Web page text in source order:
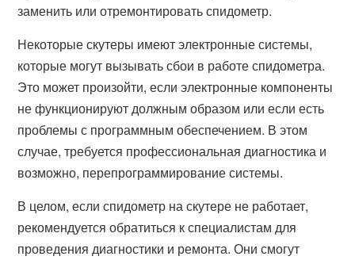
заменить или отремонтировать спидометр.
Некоторые скутеры имеют электронные системы,
которые могут вызывать сбои в работе спидометра.
Это может произойти, если электронные компоненты
не функционируют должным образом или если есть
проблемы с программным обеспечением. В этом
случае, требуется профессиональная диагностика и
возможно, перепрограммирование системы.
В целом, если спидометр на скутере не работает,
рекомендуется обратиться к специалистам для
проведения диагностики и ремонта. Они смогут